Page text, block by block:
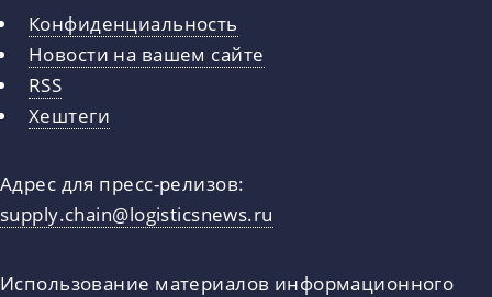
Конфиденциальность
Новости на вашем сайте
RSS
Хештеги
Адрес для пресс-релизов:
supply.chain@logisticsnews.ru
Использование материалов информационного